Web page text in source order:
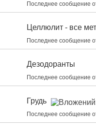
Последнее сообщение
Целлюлит - все
Последнее сообщение
Дезодоранты
Последнее сообщение
Грудь
Последнее сообщение